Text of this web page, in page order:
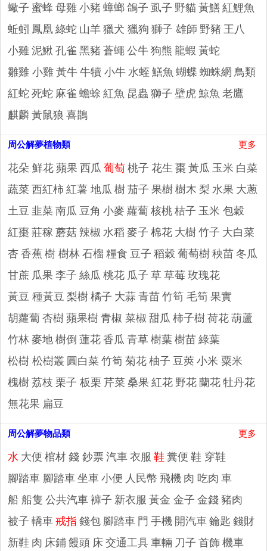
蠍子 蜜蜂 母雞 小豬 蟑螂 鴿子 虱子 野貓 黃鱔 紅鯉魚
蚯蚓 鳳凰 綠蛇 山羊 獵犬 獵狗 獅子 雄師 野豬 王八
小雞 泥鰍 孔雀 黑豬 蒼蠅 公牛 狗熊 龍蝦 黃蛇
雛雞 小雞 黃牛 牛犢 小牛 水蛭 鱔魚 蝴蝶 蜘蛛網 鳥類
紅蛇 死蛇 麻雀 蟾蜍 紅魚 昆蟲 獅子 壁虎 鯨魚 老鷹
麒麟 黃鼠狼 喜鵲
更多
周公解夢植物類
花朵 鮮花 蘋果 西瓜 葡萄 桃子 花生 棗 黃瓜 玉米 白菜
蔬菜 西紅柿 紅薯 地瓜 樹 茄子 果樹 樹木 梨 水果 大蔥
土豆 韭菜 南瓜 豆角 小麥 蘿蔔 核桃 桔子 玉米 包穀
紅棗 莊稼 蘑菇 辣椒 水稻 麥子 棉花 大樹 竹子 大白菜
杏 香蕉 樹 樹林 石榴 糧食 豆子 稻穀 葡萄樹 秧苗 冬瓜
甘蔗 瓜果 李子 絲瓜 桃花 瓜子 草 草莓 玫瑰花
黃豆 種黃豆 梨樹 橘子 大蒜 青苗 竹筍 毛筍 果實
胡蘿蔔 杏樹 蘋果樹 青椒 菜椒 甜瓜 柿子樹 荷花 葫蘆
竹林 麥地 樹倒 蓮花 香瓜 青草 樹葉 樹苗 綠葉
松樹 松樹叢 圓白菜 竹筍 菊花 柚子 豆莢 小米 粟米
槐樹 荔枝 栗子 板栗 芹菜 桑果 紅花 野花 蘭花 牡丹花
無花果 扁豆
更多
周公解夢物品類
水 大便 棺材 錢 鈔票 汽車 衣服 鞋 糞便 鞋 穿鞋
腳踏車 腳踏車 坐車 小便 人民幣 飛機 肉 吃肉 車
船 船隻 公共汽車 褲子 新衣服 黃金 金子 金錢 豬肉
被子 轎車 戒指 錢包 腳踏車 門 手機 開汽車 鑰匙 錢財
新鞋 肉 床鋪 饅頭 床 交通工具 車輛 刀子 首飾 機車